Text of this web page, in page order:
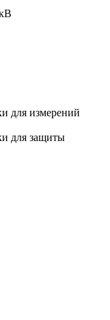
для измерений
для защиты